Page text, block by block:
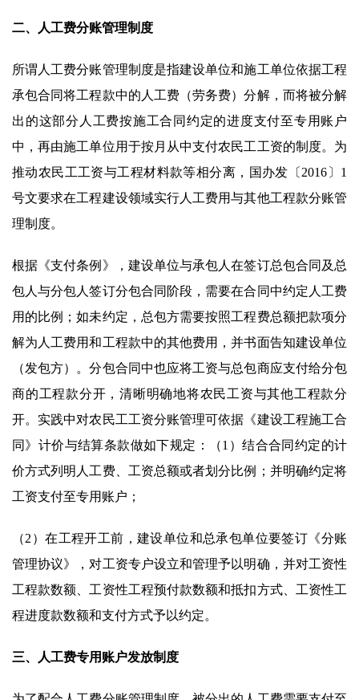
二、人工费分账管理制度
所谓人工费分账管理制度是指建设单位和施工单位依据工程
承包合同将工程款中的人工费（劳务费）分解，而将被分解
出的这部分人工费按施工合同约定的进度支付至专用账户
中，再由施工单位用于按月从中支付农民工工资的制度。为
推动农民工工资与工程材料款等相分离，国办发〔2016〕1
号文要求在工程建设领域实行人工费用与其他工程款分账管
理制度。
根据《支付条例》，建设单位与承包人在签订总包合同及总
包人与分包人签订分包合同阶段，需要在合同中约定人工费
用的比例；如未约定，总包方需要按照工程费总额把款项分
解为人工费用和工程款中的其他费用，并书面告知建设单位
（发包方）。分包合同中也应将工资与总包商应支付给分包
商的工程款分开，清晰明确地将农民工资与其他工程款分
开。实践中对农民工工资分账管理可依据《建设工程施工合
同》计价与结算条款做如下规定：（1）结合合同约定的计
价方式列明人工费、工资总额或者划分比例；并明确约定将
工资支付至专用账户；
（2）在工程开工前，建设单位和总承包单位要签订《分账
管理协议》，对工资专户设立和管理予以明确，并对工资性
工程款数额、工资性工程预付款数额和抵扣方式、工资性工
程进度款数额和支付方式予以约定。
三、人工费专用账户发放制度